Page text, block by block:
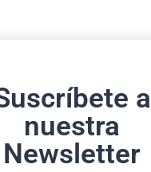
a
nuestra
Newsletter